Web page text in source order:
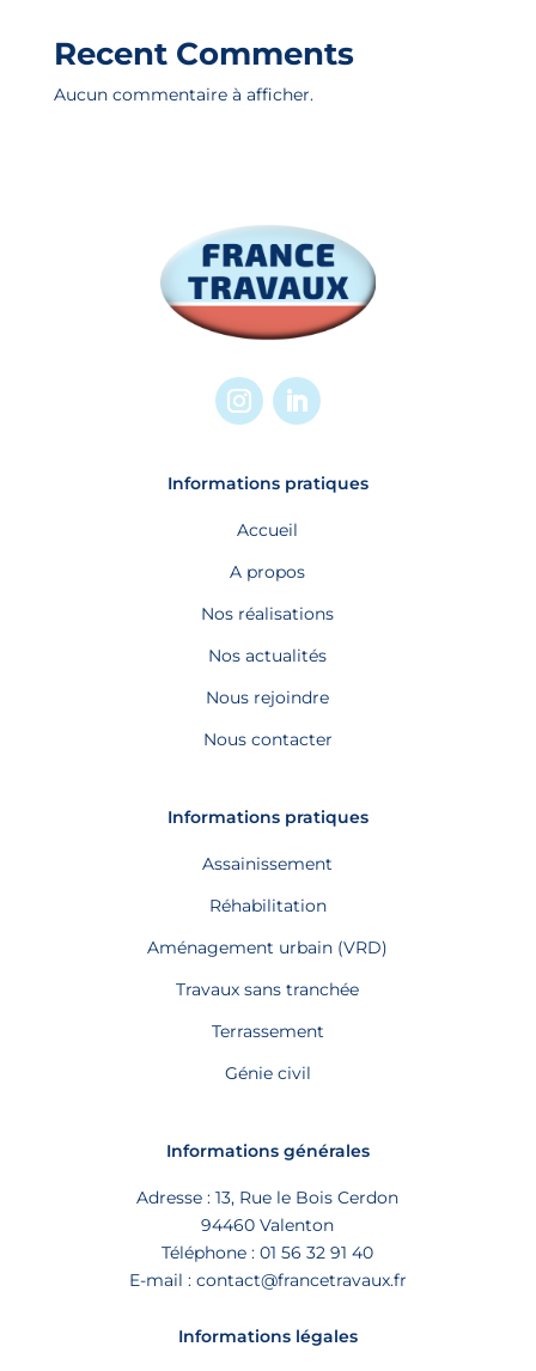
Recent Comments
Aucun commentaire à afficher.
Informations pratiques
Accueil
A propos
Nos réalisations
Nos actualités
Nous rejoindre
Nous contacter
Informations pratiques
Assainissement
Réhabilitation
Aménagement urbain (VRD)
Travaux sans tranchée
Terrassement
Génie civil
Informations générales
Adresse : 13, Rue le Bois Cerdon
94460 Valenton
Téléphone :01 56 32 91 40
E-mail : contact@francetravaux.fr
Informations légales